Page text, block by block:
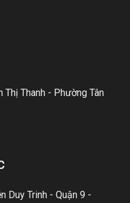
Thanh - Phường Tân
Duy Trinh - Quận 9 -